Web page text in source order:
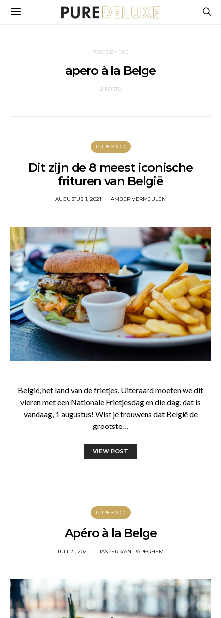
POSTS BY TAG
apero à la Belge
2 POSTS
PUREFOOD
Dit zijn de 8 meest iconische
frituren van België
AUGUSTUS 1, 2021 AMBER VERMEULEN
België, het land van de frietjes. Uiteraard moeten we dit
vieren met een Nationale Frietjesdag en die dag, dat is
vandaag, 1 augustus! Wist je trouwens dat België de
grootste…
VIEW POST
PUREFOOD
Apéro à la Belge
JULI 21, 2021 JASPER VAN PAPEGHEM